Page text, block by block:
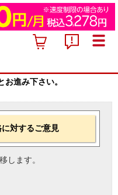
進み下さい。
対するご意見
します。